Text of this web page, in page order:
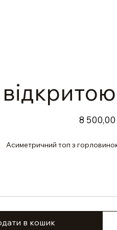
Ціна
8 500,00
Асиметричний топ з
в кошик